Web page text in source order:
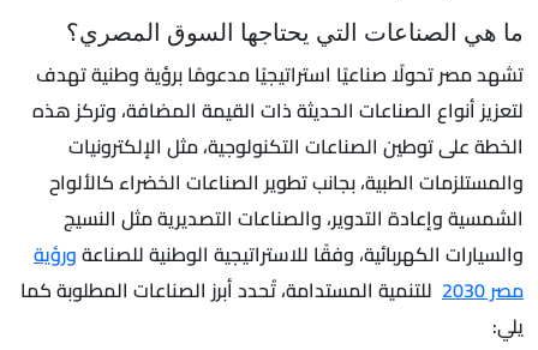
ما هي الصناعات التي يحتاجها السوق المصري؟
تشهد مصر تحولًا صناعيًا استراتيجيًا مدعومًا برؤية وطنية تهدف
لتعزيز أنواع الصناعات الحديثة ذات القيمة المضافة، وتركز هذه
الخطة على توطين الصناعات التكنولوجية، مثل الإلكترونيات
والمستلزمات الطبية، بجانب تطوير الصناعات الخضراء كالألواح
الشمسية وإعادة التدوير، والصناعات التصديرية مثل النسيج
والسيارات الكهربائية، وفقًا للاستراتيجية الوطنية للصناعةورؤية
مصر 2030
للتنمية المستدامة، تُحدد أبرز الصناعات المطلوبة كما
يلي: